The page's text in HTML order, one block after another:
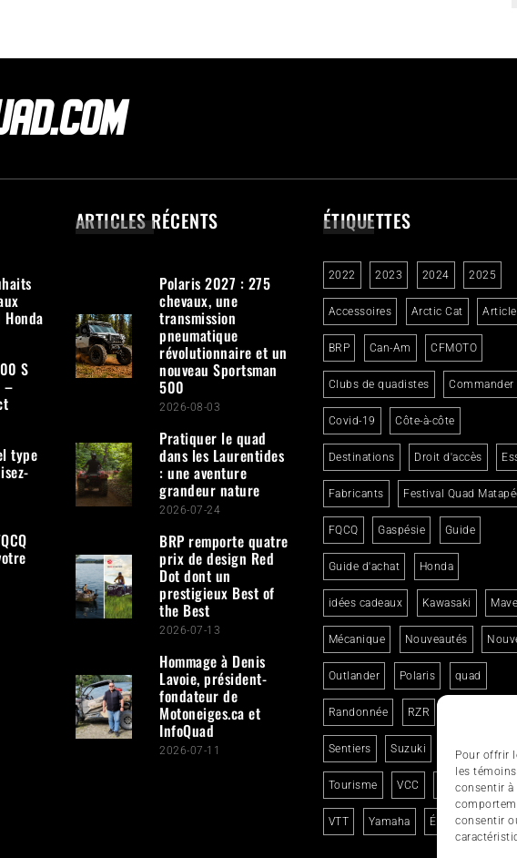
Pour offrir
les
consentir à
consentir
S
–
type
ARTICLES RÉCENTS
Polaris 2027 : 275
chevaux, une
transmission
pneumatique
révolutionnaire et un
nouveau Sportsman
500
2026-08-03
Pratiquer le quad
dans les Laurentides
: une aventure
grandeur nature
2026-07-24
BRP remporte quatre
prix de design Red
Dot dont un
prestigieux Best of
the Best
2026-07-13
Hommage à Denis
Lavoie, président-
fondateur de
Motoneiges.ca et
InfoQuad
2026-07-11
ÉTIQUETTES
2022 2023 2024 2025
Accessoires Arctic Cat
BRP Can-Am CFMOTO
Clubs de quadistes Commander
Covid-19 Côte-à-côte
Destinations Droit d'accès
Fabricants Festival Quad
FQCQ Gaspésie Guide
Guide d'achat Honda
idées cadeaux Kawasaki
Mécanique Nouveautés
Outlander Polaris quad
Randonnée RZR
Sentiers Suzuki Sécurité
Tourisme VCC Voyage en
VTT Yamaha Événements